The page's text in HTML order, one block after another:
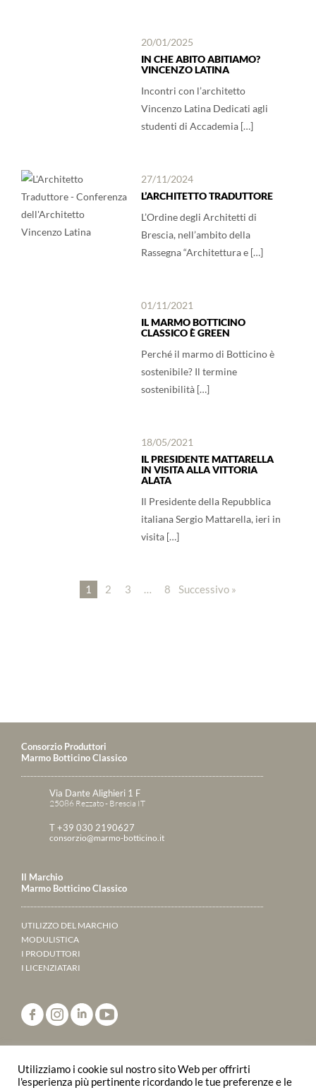
20/01/2025
IN CHE ABITO ABITIAMO?
VINCENZO LATINA
Incontri con l’architetto
Vincenzo Latina Dedicati agli
studenti di Accademia […]
27/11/2024
L’ARCHITETTO TRADUTTORE
L’Ordine degli Architetti di
Brescia, nell’ambito della
Rassegna “Architettura e […]
01/11/2021
IL MARMO BOTTICINO
CLASSICO È GREEN
Perché il marmo di Botticino è
sostenibile? Il termine
sostenibilità […]
18/05/2021
IL PRESIDENTE MATTARELLA
IN VISITA ALLA VITTORIA
ALATA
Il Presidente della Repubblica
italiana Sergio Mattarella, ieri in
visita […]
1 2 3 … 8 Successivo »
Utilizziamo i cookie sul nostro sito Web per offrirti
l'esperienza più pertinente ricordando le tue preferenze e le
Consorzio Produttori
Marmo Botticino Classico
Via Dante Alighieri 1 F
25086 Rezzato - Brescia IT
T +39 030 2190627
consorzio@marmo-botticino.it
Il Marchio
Marmo Botticino Classico
UTILIZZO DEL MARCHIO
MODULISTICA
I PRODUTTORI
I LICENZIATARI
SFOGLIALO ONLINE